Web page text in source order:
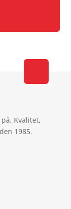
Kvalitet,
1985.